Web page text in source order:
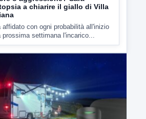
▶
a chiarire il giallo di Villa
affidato con ogni probabilità all'inizio
prossima settimana l'incarico...